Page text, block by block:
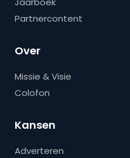
Partnercontent
Over
Missie & Visie
Colofon
Kansen
Adverteren